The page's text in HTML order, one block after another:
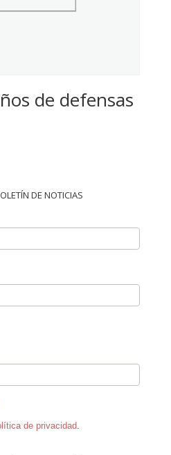
de defensas
DE NOTICIAS
de privacidad